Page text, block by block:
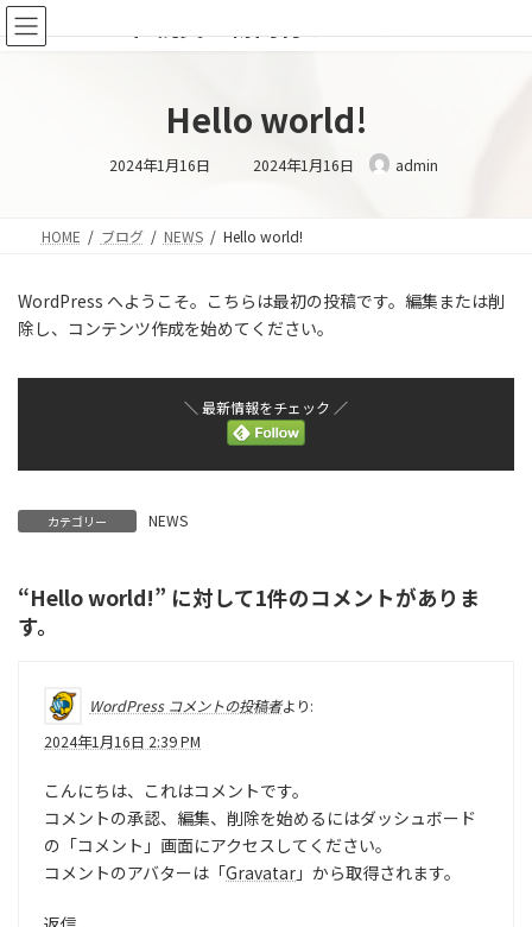
コ
ン
ナ
ビ
Hello world!
2024年1月16日 最
終
:
2024年1月16日 admin
HOME ブログ NEWS Hello world!
WordPress へようこそ。こちらは最初の投稿です。編集または削
除し、コンテンツ作成を始めてください。
＼ 最新情報をチェック ／
カテゴリー NEWS
“Hello world!” に対して1件のコメントがありま
す。
WordPress コメントの投稿者より:
2024年1月16日 2:39 PM
こんにちは、これはコメントです。
コメントの承認、編集、削除を始めるにはダッシュボード
の「コメント」画面にアクセスしてください。
コメントのアバターは「Gravatar 」から取得されます。